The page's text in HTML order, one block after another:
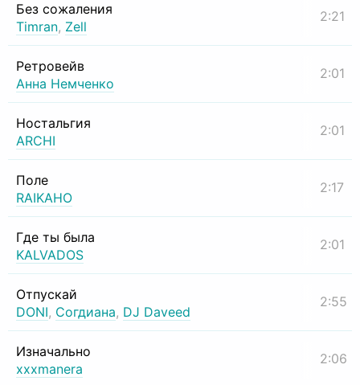
Без сожаления
Timran, Zell
2:21
Ретровейв
Анна Немченко
2:01
Ностальгия
ARCHI
2:01
Поле
RAIKAHO
2:17
Где ты была
KALVADOS
2:01
Отпускай
DONI, Согдиана, DJ Daveed
2:55
Изначально
xxxmanera
2:06